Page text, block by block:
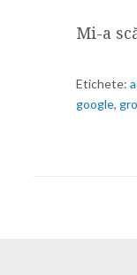
Mi-a
Etichete:
google,